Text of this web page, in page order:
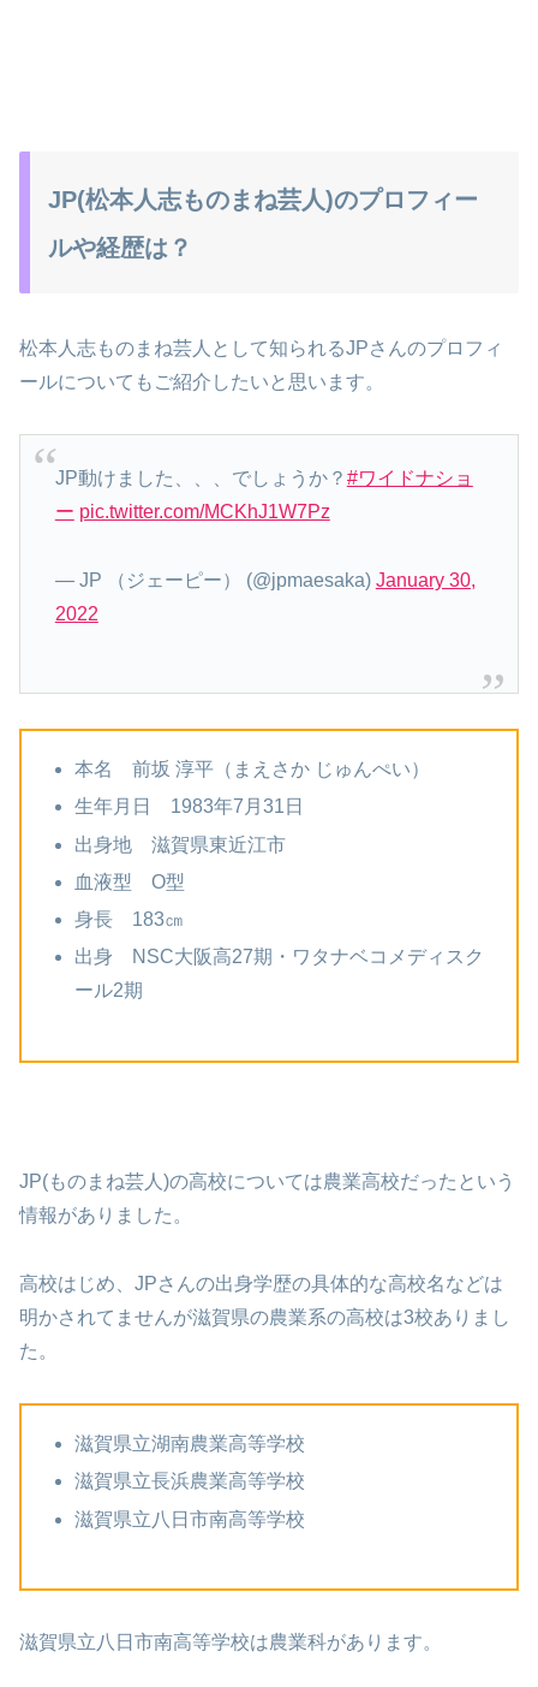
JP(松本人志ものまね芸人)のプロフィー
ルや経歴は？
松本人志ものまね芸人として知られるJPさんのプロフィ
ールについてもご紹介したいと思います。
JP動けました、、、でしょうか？ #ワイドナショ
ー pic.twitter.com/MCKhJ1W7Pz
— JP （ジェーピー） (@jpmaesaka) January 30,
2022
本名 前坂 淳平（まえさか じゅんぺい）
生年月日 1983年7月31日
出身地 滋賀県東近江市
血液型 O型
身長 183㎝
出身 NSC大阪高27期・ワタナベコメディスク
ール2期
JP(ものまね芸人)の高校については農業高校だったという
情報がありました。
高校はじめ、JPさんの出身学歴の具体的な高校名などは
明かされてませんが滋賀県の農業系の高校は3校ありまし
た。
滋賀県立湖南農業高等学校
滋賀県立長浜農業高等学校
滋賀県立八日市南高等学校
滋賀県立八日市南高等学校は農業科があります。